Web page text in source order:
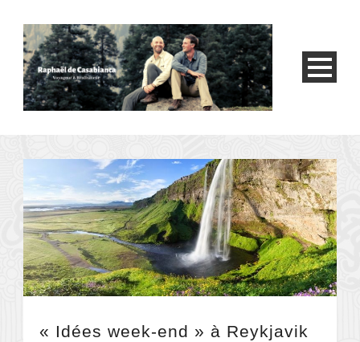
« Idées week-end » à Reykjavik